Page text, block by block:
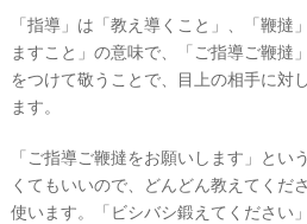
「指導」は「教え導くこと」、「鞭撻
ますこと」の意味で、「ご指導ご鞭撻
をつけて敬うことで、目上の相手に対
ます。
「ご指導ご鞭撻をお願いします」とい
くてもいいので、どんどん教えてくだ
使います。「ビシバシ鍛えてください